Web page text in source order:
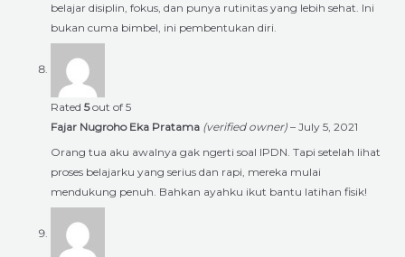
belajar disiplin, fokus, dan punya rutinitas yang lebih sehat. Ini
bukan cuma bimbel, ini pembentukan diri.
Rated 5out of 5
Fajar Nugroho Eka Pratama (verified owner) – July 5, 2021
Orang tua aku awalnya gak ngerti soal IPDN. Tapi setelah lihat
proses belajarku yang serius dan rapi, mereka mulai
mendukung penuh. Bahkan ayahku ikut bantu latihan fisik!